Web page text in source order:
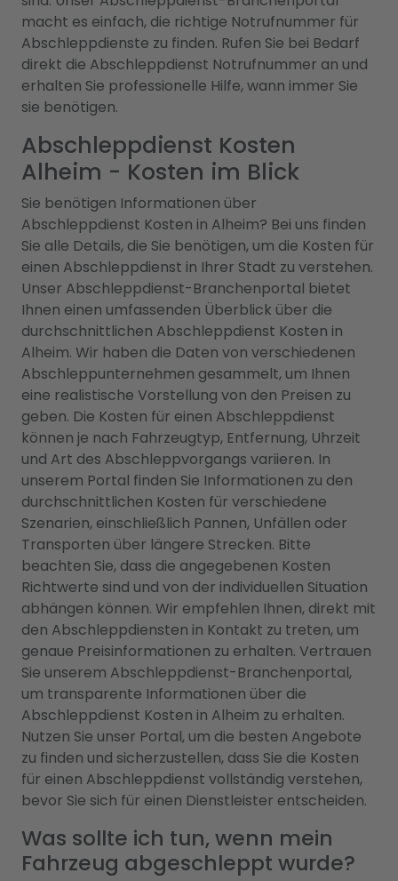
macht es einfach, die richtige Notrufnummer für
Abschleppdienste zu finden. Rufen Sie bei Bedarf
direkt die Abschleppdienst Notrufnummer an und
erhalten Sie professionelle Hilfe, wann immer Sie
sie benötigen.
Abschleppdienst Kosten
Alheim - Kosten im Blick
Sie benötigen Informationen über
Abschleppdienst Kosten in Alheim? Bei uns finden
Sie alle Details, die Sie benötigen, um die Kosten für
einen Abschleppdienst in Ihrer Stadt zu verstehen.
Unser Abschleppdienst-Branchenportal bietet
Ihnen einen umfassenden Überblick über die
durchschnittlichen Abschleppdienst Kosten in
Alheim. Wir haben die Daten von verschiedenen
Abschleppunternehmen gesammelt, um Ihnen
eine realistische Vorstellung von den Preisen zu
geben. Die Kosten für einen Abschleppdienst
können je nach Fahrzeugtyp, Entfernung, Uhrzeit
und Art des Abschleppvorgangs variieren. In
unserem Portal finden Sie Informationen zu den
durchschnittlichen Kosten für verschiedene
Szenarien, einschließlich Pannen, Unfällen oder
Transporten über längere Strecken. Bitte
beachten Sie, dass die angegebenen Kosten
Richtwerte sind und von der individuellen Situation
abhängen können. Wir empfehlen Ihnen, direkt mit
den Abschleppdiensten in Kontakt zu treten, um
genaue Preisinformationen zu erhalten. Vertrauen
Sie unserem Abschleppdienst-Branchenportal,
um transparente Informationen über die
Abschleppdienst Kosten in Alheim zu erhalten.
Nutzen Sie unser Portal, um die besten Angebote
zu finden und sicherzustellen, dass Sie die Kosten
für einen Abschleppdienst vollständig verstehen,
bevor Sie sich für einen Dienstleister entscheiden.
Was sollte ich tun, wenn mein
Fahrzeug abgeschleppt wurde?